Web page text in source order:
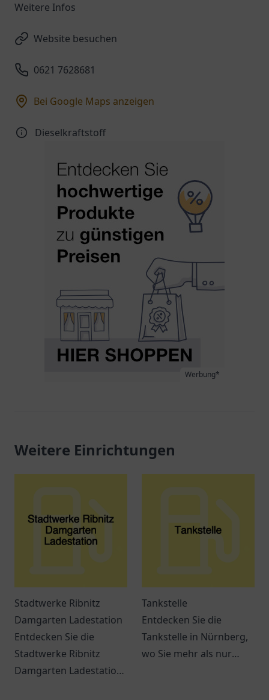
Weitere Infos
Website besuchen
0621 7628681
Bei Google Maps anzeigen
Dieselkraftstoff
Werbung*
Weitere Einrichtungen
Stadtwerke Ribnitz
Damgarten Ladestation
Entdecken Sie die
Stadtwerke Ribnitz
Damgarten Ladestation
Tankstelle
Entdecken Sie die
Tankstelle in Nürnberg,
wo Sie mehr als nur